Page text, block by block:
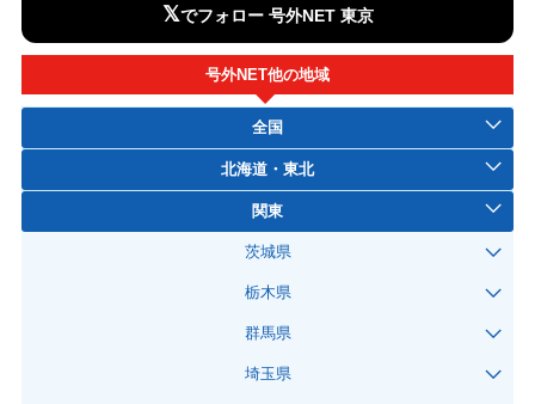
𝕏でフォロー 号外NET 東京
号外NET他の地域
全国
北海道・東北
関東
茨城県
栃木県
群馬県
埼玉県